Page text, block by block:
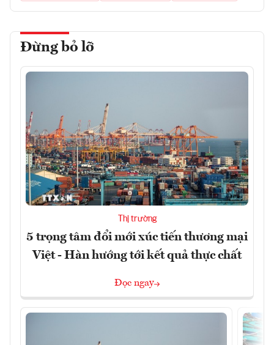
Đừng bỏ lỡ
Thị trường
5 trọng tâm đổi mới xúc tiến thương mại
Việt - Hàn hướng tới kết quả thực chất
Đọc ngay